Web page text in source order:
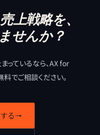
上戦略を、
せんか？
ているなら、AX for
でご相談ください。
る→